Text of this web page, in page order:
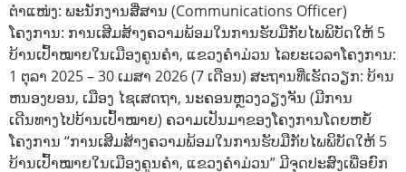
ຕຳແໜ່ງ: ພະນັກງານສື່ສານ (Communications Officer)
ໂຄງການ: ການເສີມສ້າງຄວາມພ້ອມໃນການຮັບມືກັບໄພພິບັດໃຫ້ 5
ບ້ານເປົ້າໝາຍໃນເມືອງຄູນຄຳ, ແຂວງຄຳມ່ວນ ໄລຍະເວລາໂຄງການ:
1 ຕຸລາ 2025 – 30 ເມສາ 2026 (7 ເດືອນ) ສະຖານທີ່ເຮັດວຽກ: ບ້ານ
ຫນອງບອນ, ເມືອງ ໄຊເສດຖາ, ນະຄອນຫຼວງວຽງຈັນ (ມີການ
ເດີນທາງໄປບ້ານເປົ້າໝາຍ) ຄວາມເປັນມາຂອງໂຄງການໂດຍຫຍໍ້
ໂຄງການ “ການເສີມສ້າງຄວາມພ້ອມໃນການຮັບມືກັບໄພພິບັດໃຫ້ 5
ບ້ານເປົ້າໝາຍໃນເມືອງຄູນຄຳ, ແຂວງຄຳມ່ວນ” ມີຈຸດປະສົງເພື່ອຍົກ